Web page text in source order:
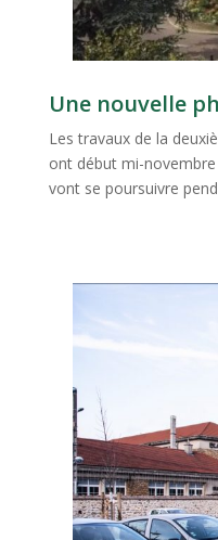
Une nouvelle
Les travaux de la
ont début mi-novembre
vont se poursuivre